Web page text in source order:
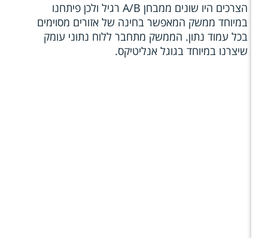
הצרכים היו שונים ממבחן A/B רגיל ולכן פיתחנו
במיוחד ממשק המאפשר בחינה של אזורים מסוימים
בכל עמוד נתון. הממשק מתחבר ללוח נתוני עומק
שיצרנו במיוחד בגוגל אנליטיקס.